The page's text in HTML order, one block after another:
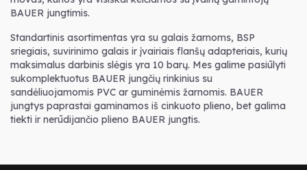
BAUER jungtimis.
Standartinis asortimentas yra su galais žarnoms, BSP
sriegiais, suvirinimo galais ir įvairiais flanšų adapteriais, kurių
maksimalus darbinis slėgis yra 10 barų. Mes galime pasiūlyti
sukomplektuotus BAUER jungčių rinkinius su
sandėliuojamomis PVC ar guminėmis žarnomis. BAUER
jungtys paprastai gaminamos iš cinkuoto plieno, bet galima
tiekti ir nerūdijančio plieno BAUER jungtis.